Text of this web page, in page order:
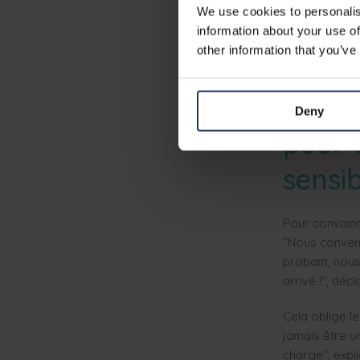
We use cookies to
information about your use
other information that
Deny
doive faire
selon
Une
pour
Pour
"Nous
probant,
arrivé !",
Cela oblige
jamais être
charge",